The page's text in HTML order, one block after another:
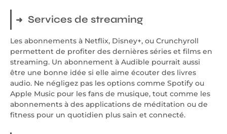
Services de streaming
Les abonnements à Netflix, Disney+, ou Crunchyroll
permettent de profiter des dernières séries et films en
streaming. Un abonnement à Audible pourrait aussi
être une bonne idée si elle aime écouter des livres
audio. Ne négligez pas les options comme Spotify ou
Apple Music pour les fans de musique, tout comme les
abonnements à des applications de méditation ou de
fitness pour un quotidien plus sain et connecté.